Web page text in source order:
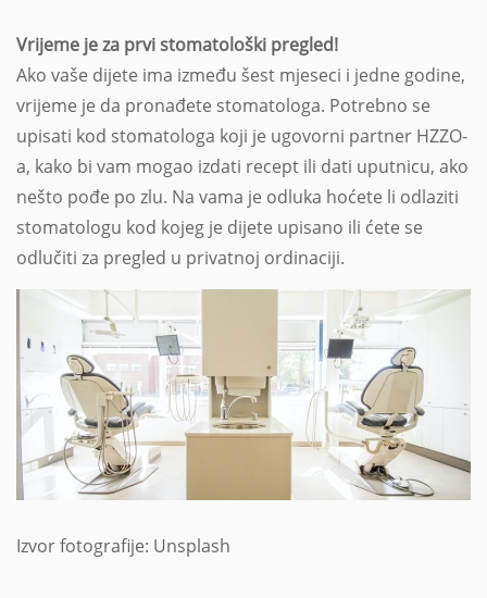
Vrijeme je za prvi stomatološki pregled!
Ako vaše dijete ima između šest mjeseci i jedne godine,
vrijeme je da pronađete stomatologa. Potrebno se
upisati kod stomatologa koji je ugovorni partner HZZO-
a, kako bi vam mogao izdati recept ili dati uputnicu, ako
nešto pođe po zlu. Na vama je odluka hoćete li odlaziti
stomatologu kod kojeg je dijete upisano ili ćete se
odlučiti za pregled u privatnoj ordinaciji.
Izvor fotografije: Unsplash